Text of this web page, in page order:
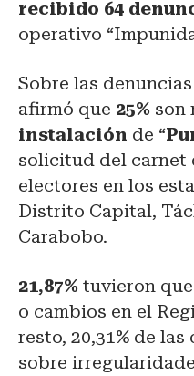
recibido 64
operativo
Sobre las
afirmó que 25% son
instalación de “
solicitud del carnet
electores en los
Distrito Capital,
Carabobo.
21,87% tuvieron
o cambios en el
resto, 20,31% de
sobre